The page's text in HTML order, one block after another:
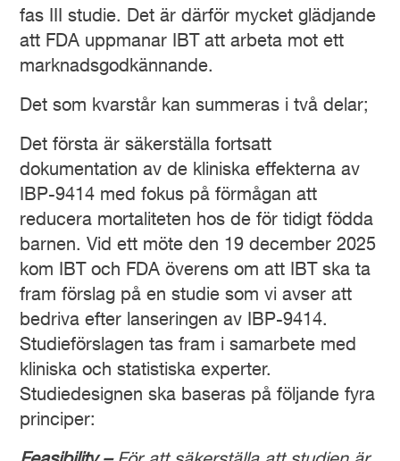
fas III studie. Det är därför mycket glädjande
att FDA uppmanar IBT att arbeta mot ett
marknadsgodkännande.
Det som kvarstår kan summeras i två delar;
Det första är säkerställa fortsatt
dokumentation av de kliniska effekterna av
IBP-9414 med fokus på förmågan att
reducera mortaliteten hos de för tidigt födda
barnen. Vid ett möte den 19 december 2025
kom IBT och FDA överens om att IBT ska ta
fram förslag på en studie som vi avser att
bedriva efter lanseringen av IBP-9414.
Studieförslagen tas fram i samarbete med
kliniska och statistiska experter.
Studiedesignen ska baseras på följande fyra
principer: